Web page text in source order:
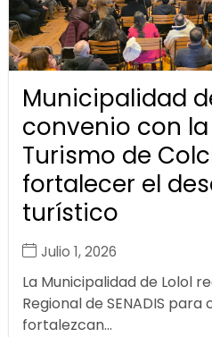
Municipalidad
convenio con
Turismo de
fortalecer el
turístico
Julio 1, 2026
La Municipalidad de Lolol
Regional de SENADIS
fortalezcan...